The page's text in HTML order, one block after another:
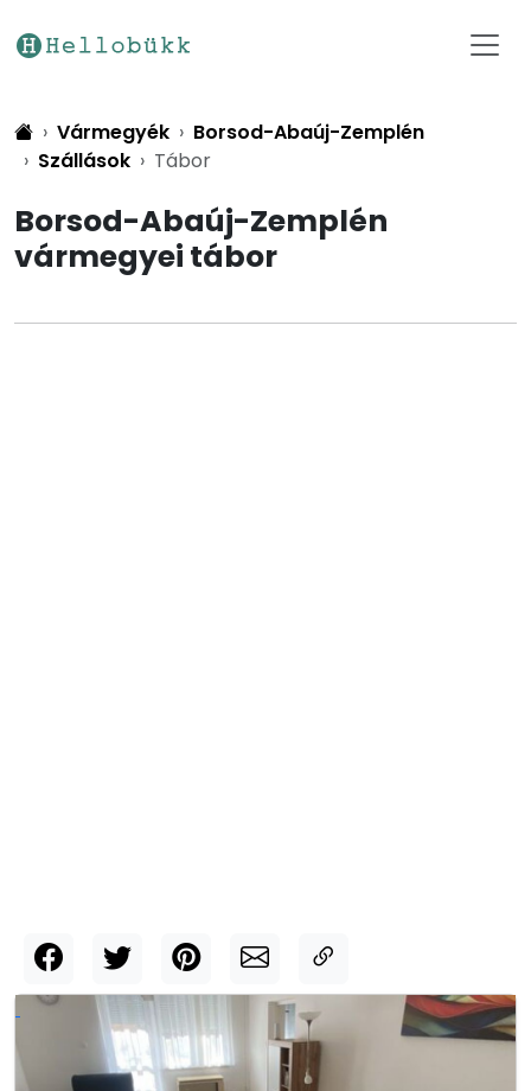
Vármegyék
Borsod-Abaúj-Zemplén
Szállások
Tábor
Borsod-Abaúj-Zemplén
vármegyei tábor